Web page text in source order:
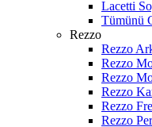
Lacetti
Tümünü
Rezzo
Rezzo
Rezzo
Rezzo
Rezzo
Rezzo
Rezzo